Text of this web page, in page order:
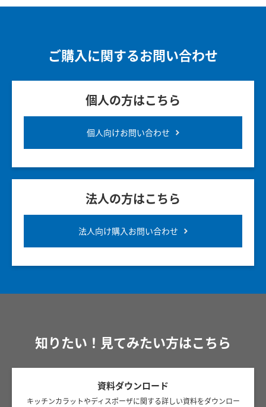
ご購入に関するお問い合わせ
個人の方はこちら
個人向けお問い合わせ
法人の方はこちら
法人向け購入お問い合わせ
知りたい！見てみたい方はこちら
資料ダウンロード
キッチンカラットやディスポーザに関する詳しい資料をダウンロー